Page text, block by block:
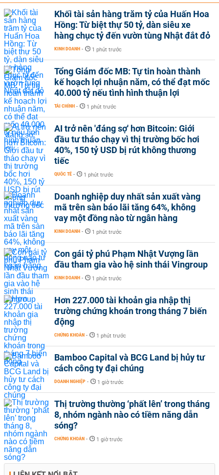
Khối tài sản hàng trăm tỷ của Huấn Hoa
Hồng: Từ biệt thự 50 tỷ, dàn siêu xe
hàng chục tỷ đến vườn tùng Nhật đắt đỏ
KINH DOANH - 1 phút trước
Tổng Giám đốc MB: Tự tin hoàn thành
kế hoạch lợi nhuận năm, có thể đạt mốc
40.000 tỷ nếu tình hình thuận lợi
TÀI CHÍNH - 1 phút trước
AI trở nên 'đáng sợ' hơn Bitcoin: Giới
đầu tư tháo chạy vì thị trường bốc hơi
40%, 150 tỷ USD bị rút không thương
tiếc
QUỐC TẾ - 1 phút trước
Doanh nghiệp duy nhất sản xuất vàng
mã trên sàn báo lãi tăng 64%, không
vay một đồng nào từ ngân hàng
KINH DOANH - 1 phút trước
Con gái tỷ phú Phạm Nhật Vượng lần
đầu tham gia vào hệ sinh thái Vingroup
KINH DOANH - 1 phút trước
Hơn 227.000 tài khoản gia nhập thị
trường chứng khoán trong tháng 7 biến
động
CHỨNG KHOÁN - 1 phút trước
Bamboo Capital và BCG Land bị hủy tư
cách công ty đại chúng
DOANH NGHIỆP - 1 giờ trước
Thị trường thường ‘phất lên’ trong tháng
8, nhóm ngành nào có tiềm năng dẫn
sóng?
CHỨNG KHOÁN - 1 giờ trước